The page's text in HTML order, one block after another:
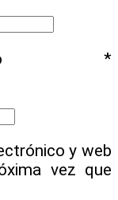
*
y web
vez que